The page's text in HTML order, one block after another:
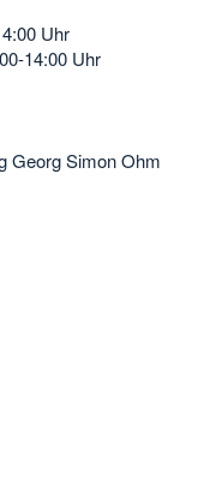
Uhr
14:00 Uhr
Georg Simon Ohm